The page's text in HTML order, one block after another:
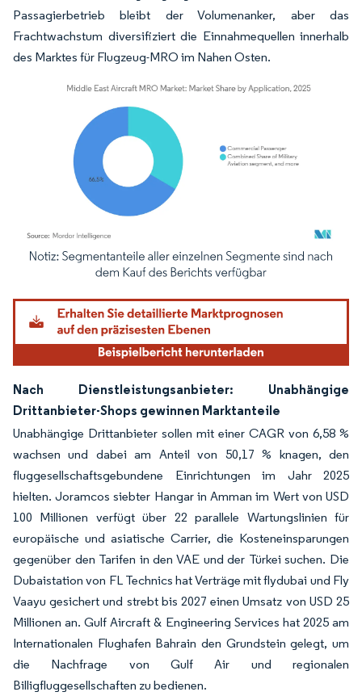
Passagierbetrieb bleibt der Volumenanker, aber das
Frachtwachstum diversifiziert die Einnahmequellen innerhalb
des Marktes für Flugzeug-MRO im Nahen Osten.
Bild © Mordor Intelligence. Wiederverwendung erfordert Namensnennung
Nach Dienstleistungsanbieter: Unabhängige
Drittanbieter-Shops gewinnen Marktanteile
Unabhängige Drittanbieter sollen mit einer CAGR von 6,58 %
wachsen und dabei am Anteil von 50,17 % knagen, den
fluggesellschaftsgebundene Einrichtungen im Jahr 2025
hielten. Joramcos siebter Hangar in Amman im Wert von USD
100 Millionen verfügt über 22 parallele Wartungslinien für
europäische und asiatische Carrier, die Kosteneinsparungen
gegenüber den Tarifen in den VAE und der Türkei suchen. Die
Dubaistation von FL Technics hat Verträge mit flydubai und Fly
Vaayu gesichert und strebt bis 2027 einen Umsatz von USD 25
Millionen an. Gulf Aircraft & Engineering Services hat 2025 am
Internationalen Flughafen Bahrain den Grundstein gelegt, um
die Nachfrage von Gulf Air und regionalen
Billigfluggesellschaften zu bedienen.